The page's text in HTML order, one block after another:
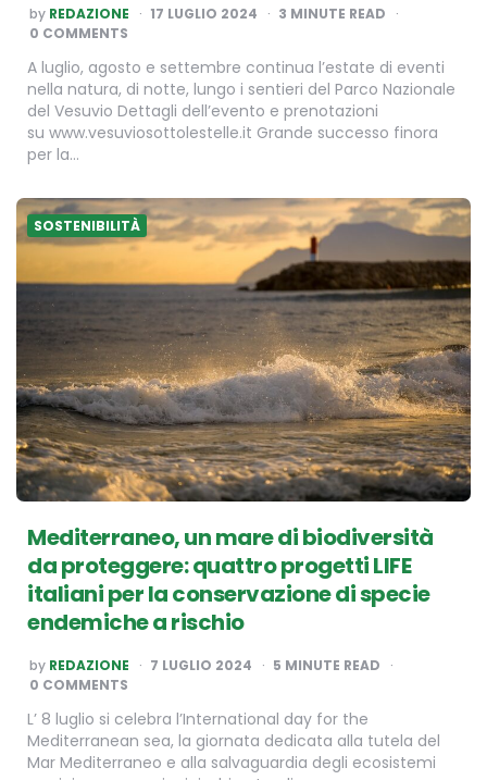
POSTED
BY
by REDAZIONE 17 LUGLIO 2024 3 MINUTE READ
0 COMMENTS
A luglio, agosto e settembre continua l’estate di eventi
nella natura, di notte, lungo i sentieri del Parco Nazionale
del Vesuvio Dettagli dell’evento e prenotazioni
su www.vesuviosottolestelle.it Grande successo finora
per la…
SOSTENIBILITÀ
Mediterraneo, un mare di biodiversità
da proteggere: quattro progetti LIFE
italiani per la conservazione di specie
endemiche a rischio
POSTED
BY
by REDAZIONE 7 LUGLIO 2024 5 MINUTE READ
0 COMMENTS
L’ 8 luglio si celebra l’International day for the
Mediterranean sea, la giornata dedicata alla tutela del
Mar Mediterraneo e alla salvaguardia degli ecosistemi